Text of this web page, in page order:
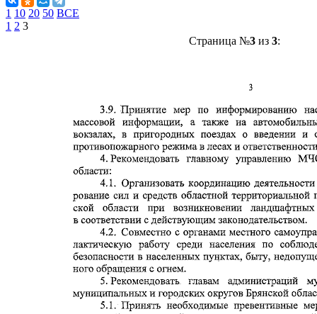
1 10 20 50 ВСЕ
1 2 3
Страница №3из 3: